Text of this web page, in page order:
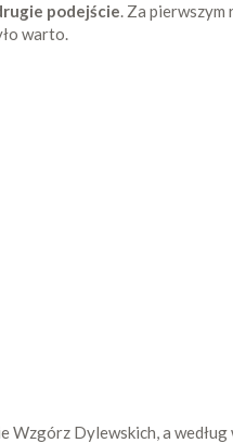
podejście. Za pierwszym
warto.
Wzgórz Dylewskich, a